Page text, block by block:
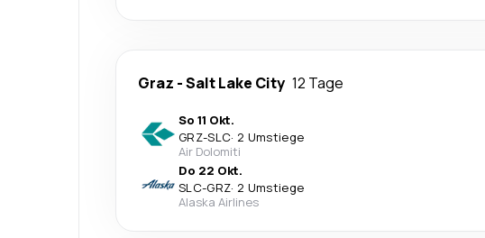
Graz -Salt Lake City 12 Tage
So 11 Okt.
GRZ-SLC· 2 Umstiege
Air Dolomiti
Do 22 Okt.
SLC-GRZ· 2 Umstiege
Alaska Airlines